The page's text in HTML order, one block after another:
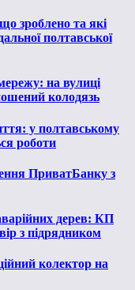
зроблено та які
полтавської
на вулиці
колодязь
у полтавському
роботи
ПриватБанку з
дерев: КП
з підрядником
колектор на